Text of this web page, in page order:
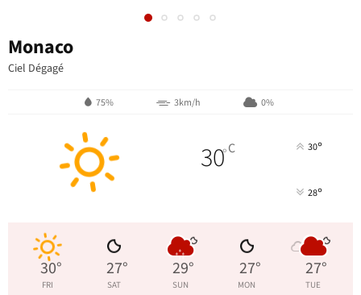
Monaco
Ciel Dégagé
75% 3km/h 0%
30°C 30°
28°
30°
FRI
27°
SAT
29°
SUN
27°
MON
27°
TUE